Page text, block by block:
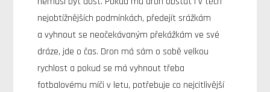
nejobtížnějších podmínkách, předejít srážkám
a vyhnout se neočekávaným překážkám ve své
dráze, jde o čas. Dron má sám o sobě velkou
rychlost a pokud se má vyhnout třeba
fotbalovému míči v letu, potřebuje co nejcitlivější